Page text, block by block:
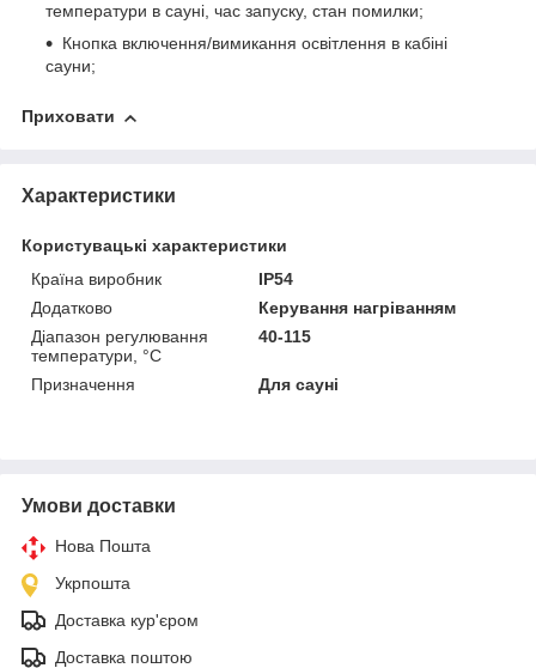
температури в сауні, час запуску, стан помилки;
Кнопка включення/вимикання освітлення в кабіні
сауни;
Приховати
Характеристики
Користувацькi характеристики
Країна виробник
IP54
Додатково
Керування нагріванням
Діапазон регулювання
температури, °C
40-115
Призначення Для сауні
Умови доставки
Нова Пошта
Укрпошта
Доставка кур'єром
Доставка поштою